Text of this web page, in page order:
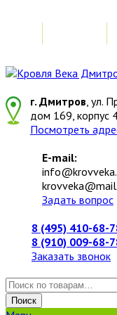
г. Дмитров, ул.
дом 169, корпус
Посмотреть
E-mail:
Задать вопрос
8 (495) 410-68-
8 (910) 009-68-
Заказать звонок
Искать:
Поиск